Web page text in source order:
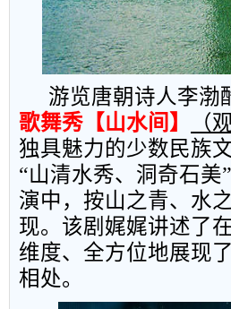
游览唐朝诗人李渤
歌舞秀【山水间】
（
独具魅力的少数民族
“山清水秀、洞奇石
演中，按山之青、水
现。该剧娓娓讲述了
维度、全方位地展现
相处。